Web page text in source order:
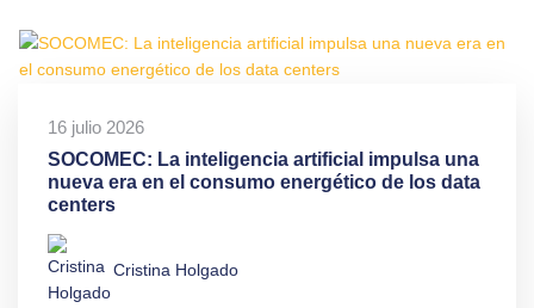
16 julio 2026
SOCOMEC: La inteligencia artificial impulsa una
nueva era en el consumo energético de los data
centers
Cristina Holgado